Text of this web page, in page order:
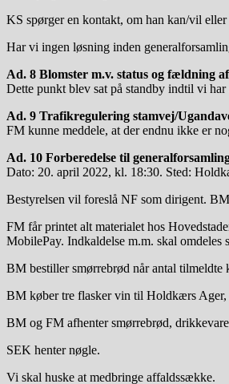
KS spørger en kontakt, om han kan/vil
Har vi ingen løsning inden
Ad. 8 Blomster m.v. status og fældning
Dette punkt blev sat på standby indtil vi
Ad. 9 Trafikregulering stamvej/
FM kunne meddele, at der endnu ikke er
Ad. 10 Forberedelse til
Dato: 20. april 2022, kl. 18:30. Sted:
Bestyrelsen vil foreslå NF som dirigent.
FM får printet alt materialet hos
MobilePay. Indkaldelse m.m. skal omdeles
BM bestiller smørrebrød når antal tilmeldte
BM køber tre flasker vin til Holdkærs Ager,
BM og FM afhenter smørrebrød,
SEK henter nøgle.
Vi skal huske at medbringe affaldssække.